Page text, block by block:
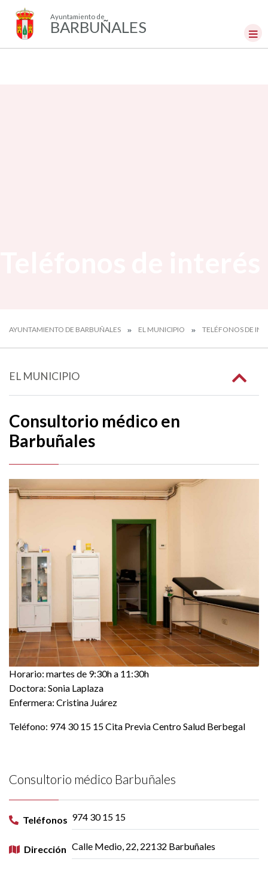
Ayuntamiento de
BARBUÑALES
AYUNTAMIENTO DE BARBUÑALES EL MUNICIPIO TELÉFONOS DE
EL MUNICIPIO
Consultorio médico en
Barbuñales
Horario: martes de 9:30h a 11:30h
Doctora: Sonia Laplaza
Enfermera: Cristina Juárez
Teléfono: 974 30 15 15 Cita Previa Centro Salud Berbegal
Consultorio médico Barbuñales
Teléfonos 974 30 15 15
Dirección Calle Medio, 22, 22132 Barbuñales